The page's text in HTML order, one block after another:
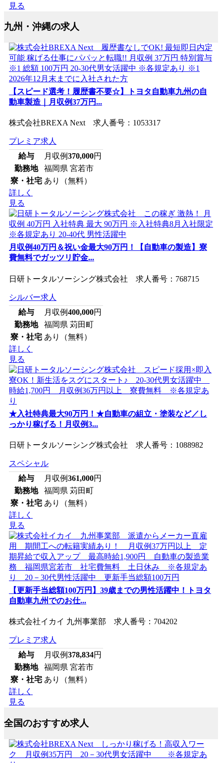
見る
九州・沖縄の求人
【スピード選考！履歴書不要☆】トヨタ自動車九州の自
動車製造｜月収例37万円...
株式会社BREXA Next 求人番号：1053317
プレミア求人
給与
月収例370,000円
勤務地
福岡県 宮若市
寮・社宅 あり（無料）
詳しく
見る
月収例40万円＆祝い金最大90万円！【自動車の製造】寮
費無料でガッツリ貯金...
日研トータルソーシング株式会社 求人番号：768715
シルバー求人
給与
月収例400,000円
勤務地
福岡県 苅田町
寮・社宅 あり（無料）
詳しく
見る
★入社特典最大90万円！★自動車の組立・塗装など／し
っかり稼げる！月収例3...
日研トータルソーシング株式会社 求人番号：1088982
スペシャル
給与
月収例361,000円
勤務地
福岡県 苅田町
寮・社宅 あり（無料）
詳しく
見る
【更新手当総額100万円】39歳までの男性活躍中！トヨタ
自動車九州でのお仕...
株式会社イカイ 九州事業部 求人番号：704202
プレミア求人
給与
月収例378,834円
勤務地
福岡県 宮若市
寮・社宅 あり（無料）
詳しく
見る
全国のおすすめ求人